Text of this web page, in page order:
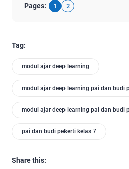
Pages: 1 2
Tag:
modul ajar deep learning
modul ajar deep learning pai dan budi
modul ajar deep learning pai dan budi
pai dan budi pekerti kelas 7
Share this: